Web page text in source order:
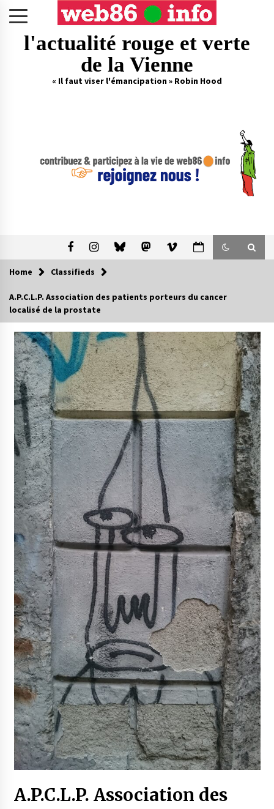
l'actualité rouge et verte
de la Vienne
« Il faut viser l'émancipation » Robin Hood
Home Classifieds
A.P.C.L.P. Association des patients porteurs du cancer
localisé de la prostate
A.P.C.L.P. Association des